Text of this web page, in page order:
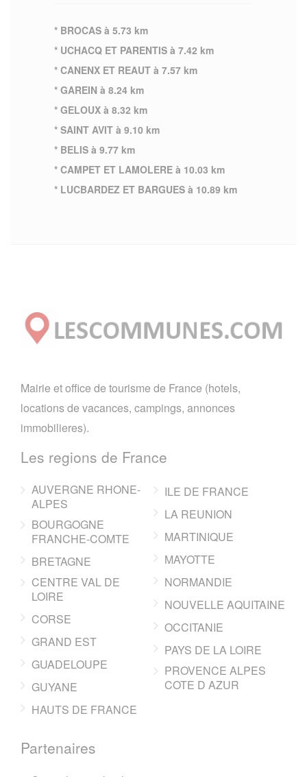
* BROCAS à 5.73 km
* UCHACQ ET PARENTIS à 7.42 km
* CANENX ET REAUT à 7.57 km
* GAREIN à 8.24 km
* GELOUX à 8.32 km
* SAINT AVIT à 9.10 km
* BELIS à 9.77 km
* CAMPET ET LAMOLERE à 10.03 km
* LUCBARDEZ ET BARGUES à 10.89 km
Mairie et office de tourisme de France (hotels,
locations de vacances, campings, annonces
immobilieres).
Les regions de France
AUVERGNE RHONE-
ALPES
BOURGOGNE
FRANCHE-COMTE
BRETAGNE
CENTRE VAL DE
LOIRE
CORSE
GRAND EST
GUADELOUPE
GUYANE
HAUTS DE FRANCE
ILE DE FRANCE
LA REUNION
MARTINIQUE
MAYOTTE
NORMANDIE
NOUVELLE AQUITAINE
OCCITANIE
PAYS DE LA LOIRE
PROVENCE ALPES
COTE D AZUR
Partenaires